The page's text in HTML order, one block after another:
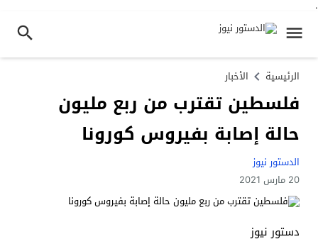
.
الرئيسية الأخبار
فلسطين تقترب من ربع مليون
حالة إصابة بفيروس كورونا
الدستور نيوز
20 مارس 2021
دستور نيوز